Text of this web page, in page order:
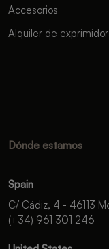
Accesorios
Alquiler de
Dónde estamos
Spain
C/ Cádiz, 4 - 46113
(+34) 961 301 246